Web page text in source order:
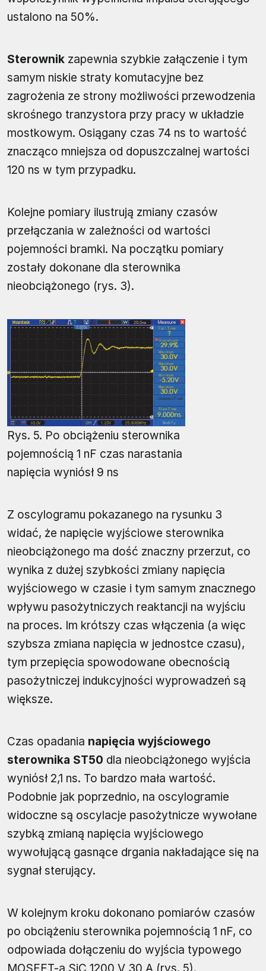
ustalono na 50%.
Sterownik zapewnia szybkie załączenie i tym
samym niskie straty komutacyjne bez
zagrożenia ze strony możliwości przewodzenia
skrośnego tranzystora przy pracy w układzie
mostkowym. Osiągany czas 74 ns to wartość
znacząco mniejsza od dopuszczalnej wartości
120 ns w tym przypadku.
Kolejne pomiary ilustrują zmiany czasów
przełączania w zależności od wartości
pojemności bramki. Na początku pomiary
zostały dokonane dla sterownika
nieobciążonego (rys. 3).
Rys. 5. Po obciążeniu sterownika
pojemnością 1 nF czas narastania
napięcia wyniósł 9 ns
Z oscylogramu pokazanego na rysunku 3
widać, że napięcie wyjściowe sterownika
nieobciążonego ma dość znaczny przerzut, co
wynika z dużej szybkości zmiany napięcia
wyjściowego w czasie i tym samym znacznego
wpływu pasożytniczych reaktancji na wyjściu
na proces. Im krótszy czas włączenia (a więc
szybsza zmiana napięcia w jednostce czasu),
tym przepięcia spowodowane obecnością
pasożytniczej indukcyjności wyprowadzeń są
większe.
Czas opadania napięcia wyjściowego
sterownika ST50 dla nieobciążonego wyjścia
wyniósł 2,1 ns. To bardzo mała wartość.
Podobnie jak poprzednio, na oscylogramie
widoczne są oscylacje pasożytnicze wywołane
szybką zmianą napięcia wyjściowego
wywołującą gasnące drgania nakładające się na
sygnał sterujący.
W kolejnym kroku dokonano pomiarów czasów
po obciążeniu sterownika pojemnością 1 nF, co
odpowiada dołączeniu do wyjścia typowego
MOSFET-a SiC 1200 V 30 A (rys. 5).